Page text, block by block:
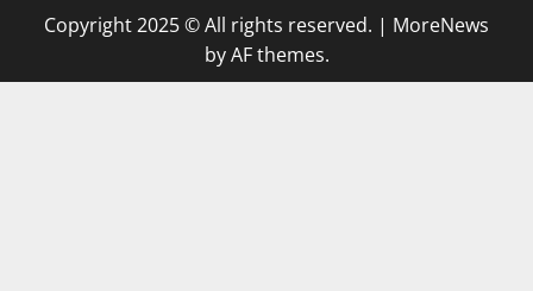
Copyright 2025 © All rights reserved. | MoreNews
by AF themes.